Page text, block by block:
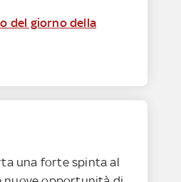
del giorno della
una forte spinta al